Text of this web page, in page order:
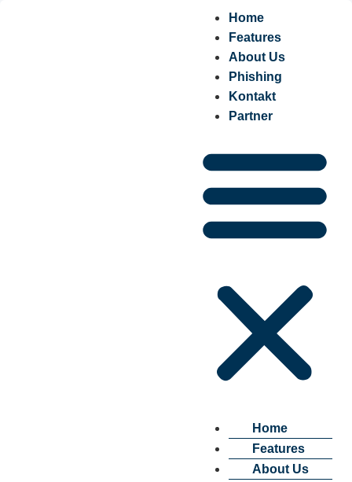
Home
Features
About Us
Phishing
Kontakt
Partner
Home
Features
About Us